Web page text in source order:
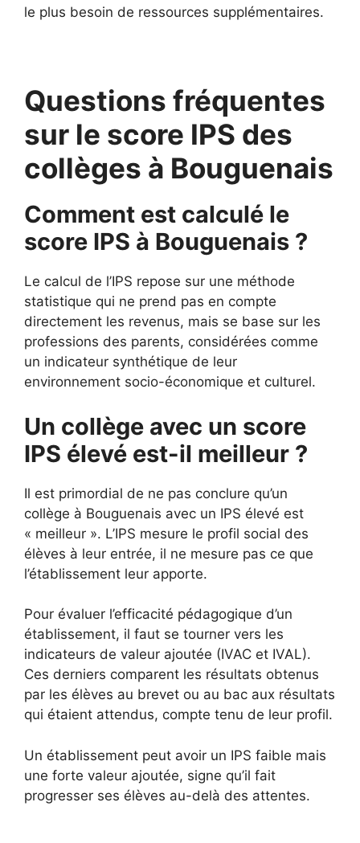
le plus besoin de ressources supplémentaires.
Questions fréquentes
sur le score IPS des
collèges à Bouguenais
Comment est calculé le
score IPS à Bouguenais ?
Le calcul de l’IPS repose sur une méthode
statistique qui ne prend pas en compte
directement les revenus, mais se base sur les
professions des parents, considérées comme
un indicateur synthétique de leur
environnement socio-économique et culturel.
Un collège avec un score
IPS élevé est-il meilleur ?
Il est primordial de ne pas conclure qu’un
collège à Bouguenais avec un IPS élevé est
« meilleur ». L’IPS mesure le profil social des
élèves à leur entrée, il ne mesure pas ce que
l’établissement leur apporte.
Pour évaluer l’efficacité pédagogique d’un
établissement, il faut se tourner vers les
indicateurs de valeur ajoutée (IVAC et IVAL).
Ces derniers comparent les résultats obtenus
par les élèves au brevet ou au bac aux résultats
qui étaient attendus, compte tenu de leur profil.
Un établissement peut avoir un IPS faible mais
une forte valeur ajoutée, signe qu’il fait
progresser ses élèves au-delà des attentes.